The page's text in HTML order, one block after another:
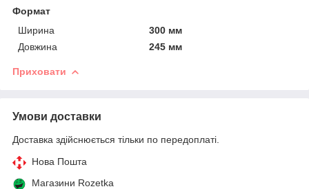
Формат
Ширина
300 мм
Довжина
245 мм
Приховати
Умови доставки
Доставка здійснюється тільки по передоплаті.
Нова Пошта
Магазини Rozetka